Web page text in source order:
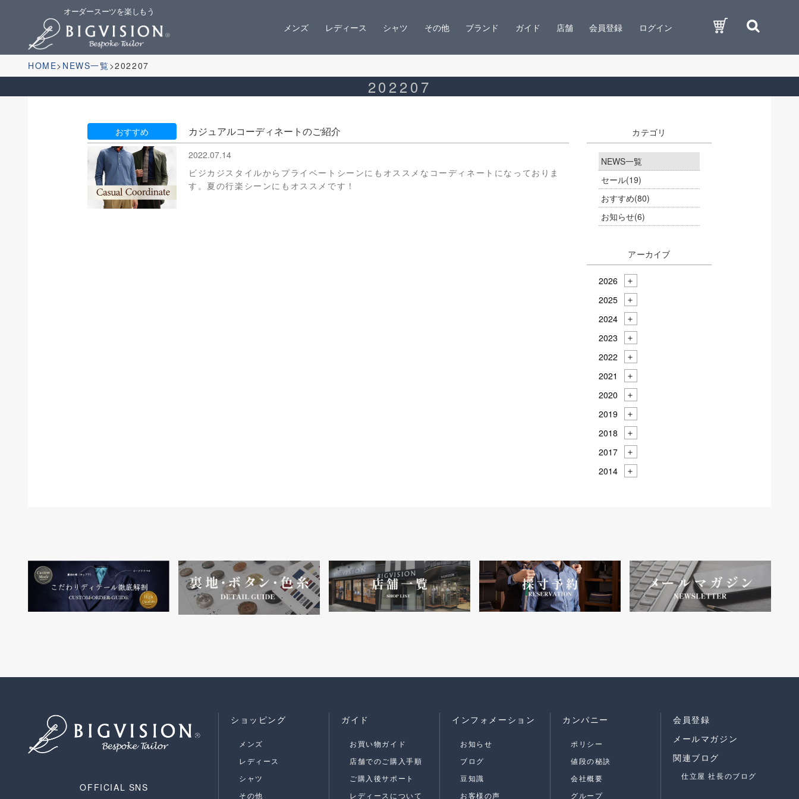
オーダースーツを楽しもう
メンズ レディース シャツ その他 ブランド ガイド 店舗 会員登録 ログイン
HOME NEWS一覧 202207
202207
おすすめ カジュアルコーディネートのご紹介
2022.07.14
ビジカジスタイルからプライベートシーンにもオススメなコーディネートになっておりま
す。夏の行楽シーンにもオススメです！
カテゴリ
NEWS一覧
セール(19)
おすすめ(80)
お知らせ(6)
アーカイブ
2026
2025
2024
2023
2022
2021
2020
2019
2018
2017
2014
OFFICIAL SNS
ショッピング
メンズ
レディース
シャツ
その他
ガイド
お買い物ガイド
店舗でのご購入手順
ご購入後サポート
レディースについて
インフォメーション
お知らせ
ブログ
豆知識
お客様の声
カンパニー
ポリシー
値段の秘訣
会社概要
グループ
会員登録
メールマガジン
関連ブログ
仕立屋 社長のブログ